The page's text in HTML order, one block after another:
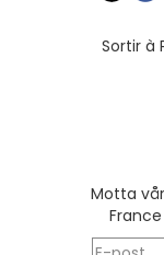
Sortir à
Motta